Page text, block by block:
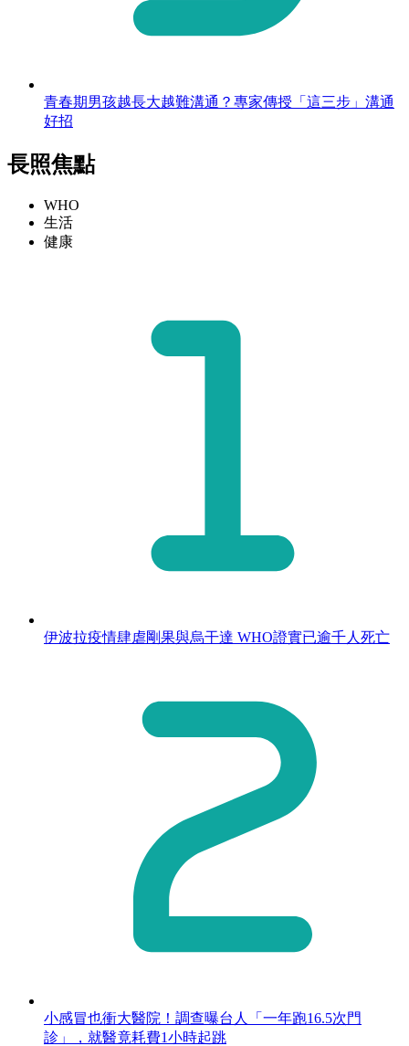
青春期男孩越長大越難溝通？專家傳授「這三步」溝通
好招
長照焦點
WHO
生活
健康
伊波拉疫情肆虐剛果與烏干達 WHO證實已逾千人死亡
小感冒也衝大醫院！調查曝台人「一年跑16.5次門
診」，就醫竟耗費1小時起跳